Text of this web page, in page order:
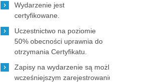
Wydarzenie jest
certyfikowane.
Uczestnictwo na poziomie
50% obecności uprawnia do
otrzymania Certyfikatu.
Zapisy na wydarzenie są możliwe po
wcześniejszym zarejestrowaniu się na